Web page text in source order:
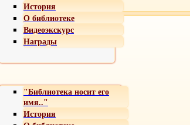
История
О библиотеке
Видеоэкскурс
Награды
"Библиотека носит его
имя.."
История